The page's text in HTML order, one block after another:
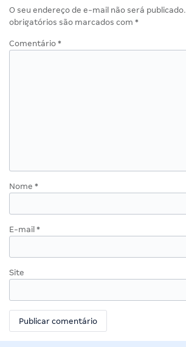
O seu endereço de e-mail não será publicado.
obrigatórios são marcados com *
Comentário *
Nome *
E-mail *
Site